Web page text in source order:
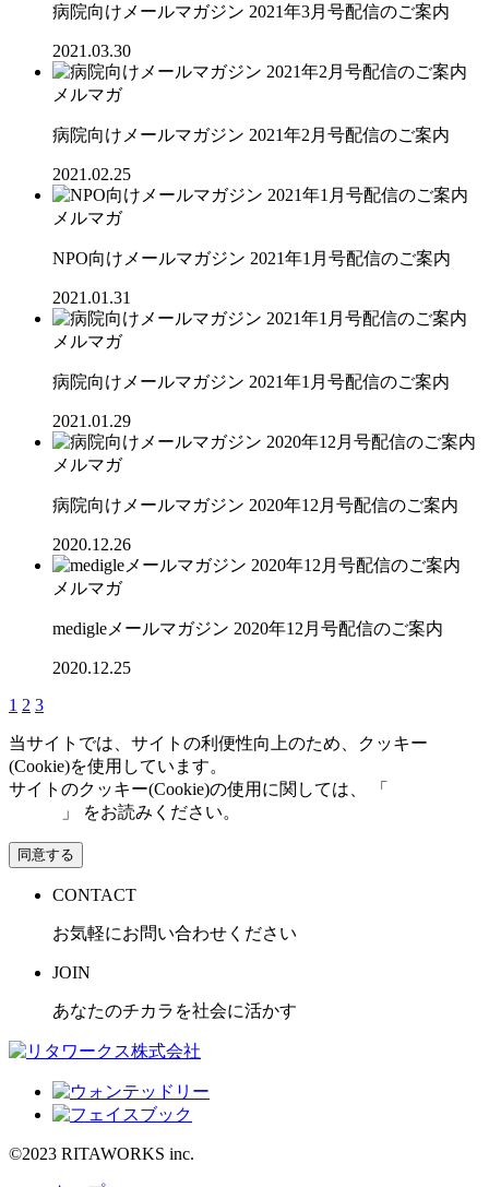
病院向けメールマガジン 2021年3月号配信のご案内
2021.03.30
メルマガ
病院向けメールマガジン 2021年2月号配信のご案内
2021.02.25
メルマガ
NPO向けメールマガジン 2021年1月号配信のご案内
2021.01.31
メルマガ
病院向けメールマガジン 2021年1月号配信のご案内
2021.01.29
メルマガ
病院向けメールマガジン 2020年12月号配信のご案内
2020.12.26
メルマガ
medigleメールマガジン 2020年12月号配信のご案内
2020.12.25
1 2 3
当サイトでは、サイトの利便性向上のため、クッキー
(Cookie)を使用しています。
サイトのクッキー(Cookie)の使用に関しては、 「
」 をお読みください。
同意する
CONTACT
お気軽にお問い合わせください
JOIN
あなたのチカラを社会に活かす
©2023 RITAWORKS inc.